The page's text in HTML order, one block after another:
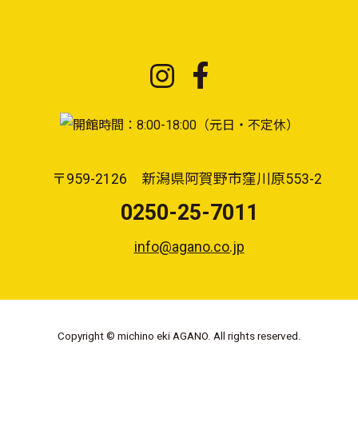
〒959-2126 新潟県阿賀野市窪川原553-2
0250-25-7011
info@agano.co.jp
Copyright © michino eki AGANO. All rights reserved.